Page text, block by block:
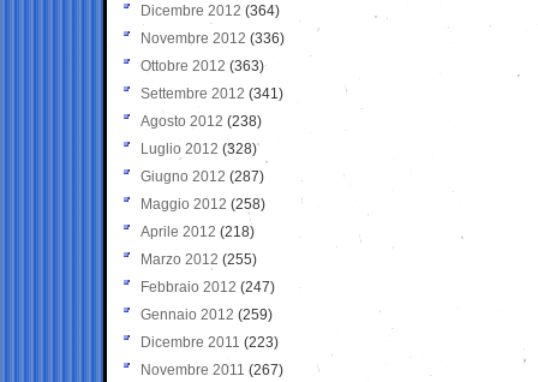
Dicembre 2012 (364)
Novembre 2012 (336)
Ottobre 2012 (363)
Settembre 2012 (341)
Agosto 2012 (238)
Luglio 2012 (328)
Giugno 2012 (287)
Maggio 2012 (258)
Aprile 2012 (218)
Marzo 2012 (255)
Febbraio 2012 (247)
Gennaio 2012 (259)
Dicembre 2011 (223)
Novembre 2011 (267)